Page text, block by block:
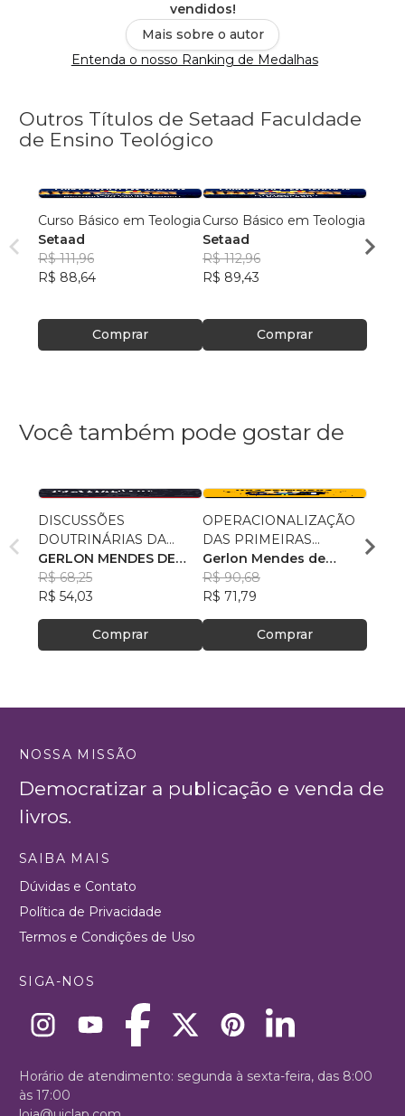
vendidos!
Mais sobre o autor
Entenda o nosso Ranking de Medalhas
Outros Títulos de Setaad Faculdade
de Ensino Teológico
Curso Básico em Teologia
Setaad
R$ 111,96
R$ 88,64
Comprar
Curso Básico em Teologia
Setaad
R$ 112,96
R$ 89,43
Comprar
R$
Você também pode gostar de
DISCUSSÕES
DOUTRINÁRIAS DA
ATIVIDADE POLICIAL
GERLON MENDES DE
SOUZA
R$ 68,25
R$ 54,03
Comprar
OPERACIONALIZAÇÃO
DAS PRIMEIRAS
RESPOSTAS
Gerlon Mendes de
Souza
R$ 90,68
R$ 71,79
Comprar
de
NOSSA MISSÃO
Democratizar a publicação e venda de
livros.
SAIBA MAIS
Dúvidas e Contato
Política de Privacidade
Termos e Condições de Uso
SIGA-NOS
Horário de atendimento: segunda à sexta-feira, das 8:00
às 17:00